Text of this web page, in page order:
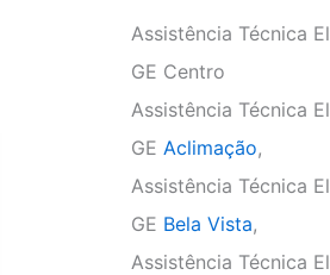
Assistência Técnica
GE Centro
Assistência Técnica
GE Aclimação,
Assistência Técnica
GE Bela Vista,
Assistência Técnica